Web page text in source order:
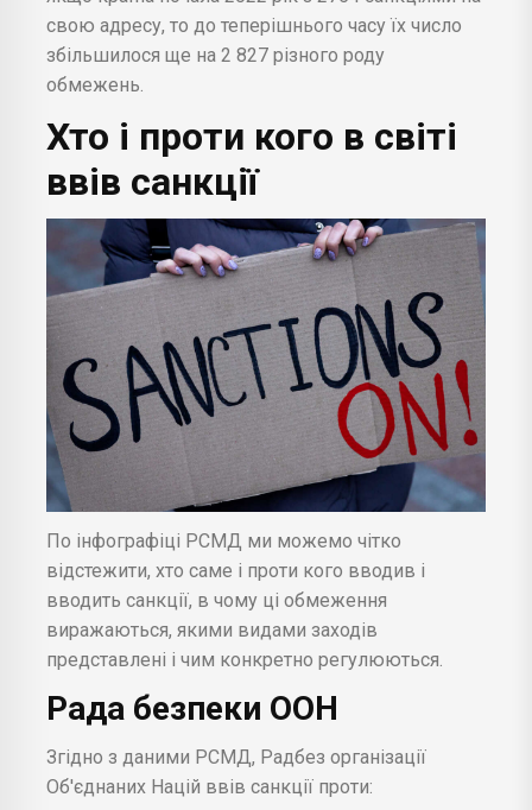
свою адресу, то до теперішнього часу їх число
збільшилося ще на 2 827 різного роду
обмежень.
Хто і проти кого в світі
ввів санкції
По інфографіці РСМД ми можемо чітко
відстежити, хто саме і проти кого вводив і
вводить санкції, в чому ці обмеження
виражаються, якими видами заходів
представлені і чим конкретно регулюються.
Рада безпеки ООН
Згідно з даними РСМД, Радбез організації
Об'єднаних Націй ввів санкції проти: